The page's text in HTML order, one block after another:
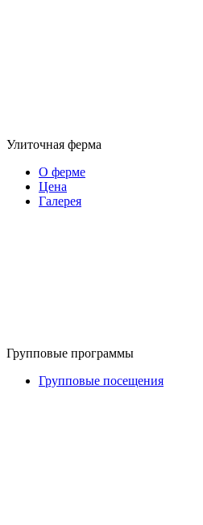
Улиточная ферма
О ферме
Цена
Галерея
Групповые программы
Групповые посещения